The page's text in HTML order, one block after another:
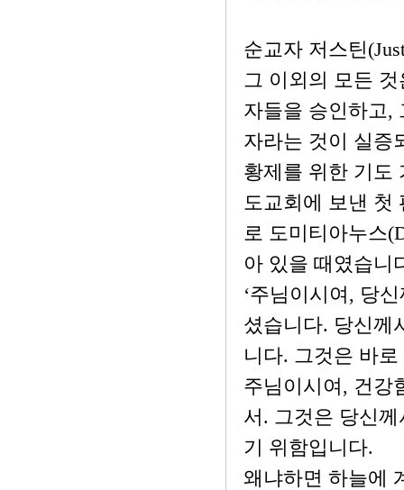
순교자 저스틴
그 이외의 모든
자들을 승인하고,
자라는 것이 실증
황제를 위한 기도
도교회에 보낸 첫
로 도미티아누스
아 있을 때였습니
‘주님이시여, 당
셨습니다. 당신께
니다. 그것은 바
주님이시여, 건강
서. 그것은 당신
기 위함입니다.
왜냐하면 하늘에